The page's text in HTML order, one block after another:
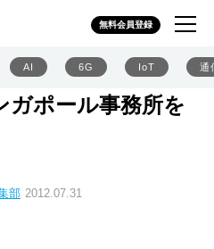
無料会員登録
AI 6G IoT 通
ガポール事務所を
部 2012.07.31